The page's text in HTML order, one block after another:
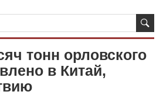
тонн орловского
в Китай,